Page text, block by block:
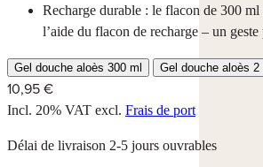
Recharge durable : le flacon de 300 ml
l’aide du flacon de recharge – un
Gel douche aloès 300 ml Gel douche aloès 2 l
10,95 €
Incl. 20% VAT excl. Frais de port
Délai de livraison 2-5 jours ouvrables